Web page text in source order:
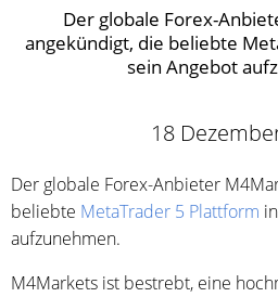
Der globale Forex-
angekündigt, die beliebte
sein Angebot
18
Der globale Forex-Anbieter
beliebte MetaTrader 5 Plattform
aufzunehmen.
M4Markets ist bestrebt, eine